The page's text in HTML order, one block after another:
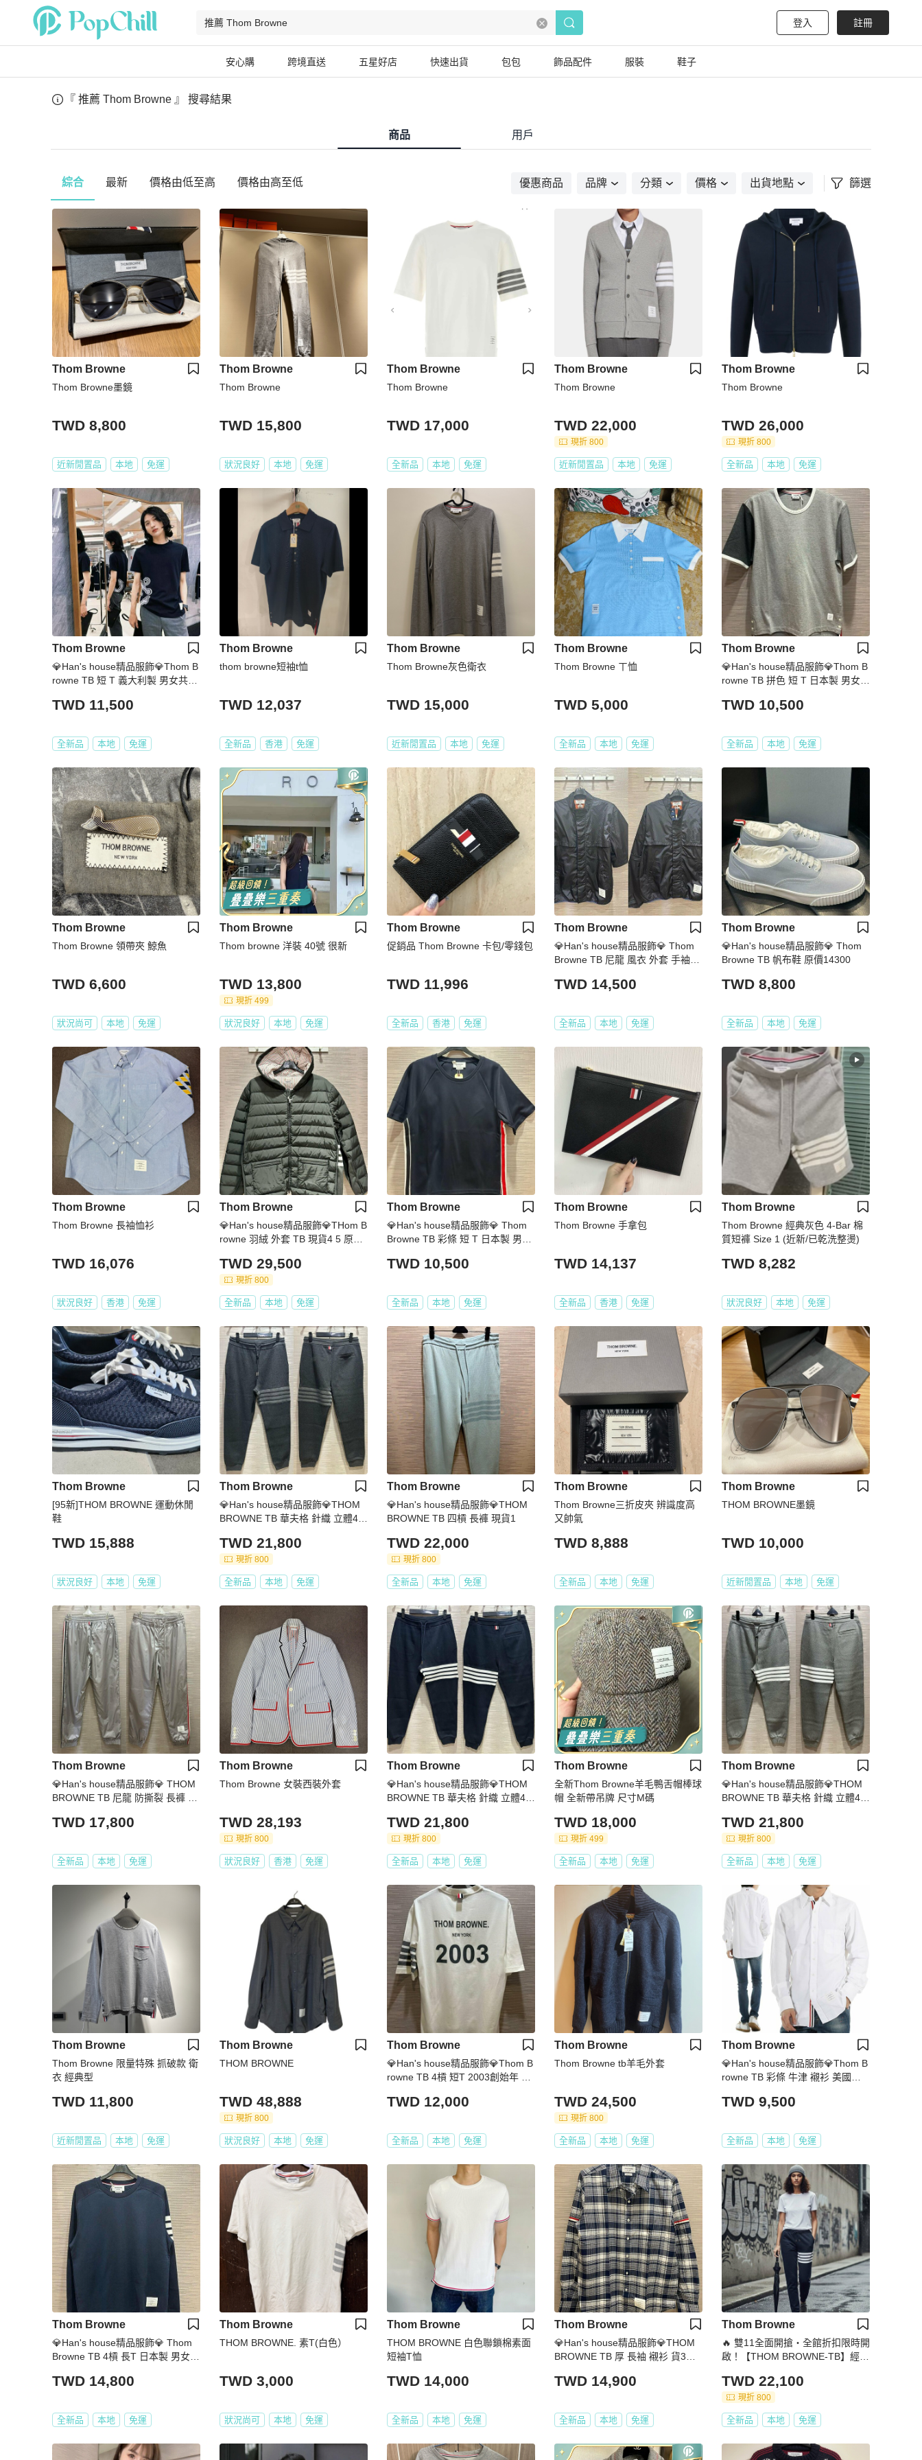
登入 註冊
安心購 跨境直送 五星好店 快速出貨 包包 飾品配件 服裝 鞋子
『 推薦 Thom Browne 』 搜尋結果
商品 用戶
綜合 最新 價格由低至高 價格由高至低 優惠商品 品牌 分類 價格 出貨地點 篩選
Thom Browne
Thom Browne墨鏡
TWD 8,800
近新閒置品 本地 免運
Thom Browne
Thom Browne
TWD 15,800
狀況良好 本地 免運
Thom Browne
Thom Browne
TWD 17,000
全新品 本地 免運
Thom Browne
Thom Browne
TWD 22,000
現折 800
近新閒置品 本地 免運
Thom Browne
Thom Browne
TWD 26,000
現折 800
全新品 本地 免運
Thom Browne
💎Han's house精品服飾💎Thom B
rowne TB 短 T 義大利製 男女共穿
TWD 11,500
全新品 本地 免運
Thom Browne
thom browne短袖t恤
TWD 12,037
全新品 香港 免運
Thom Browne
Thom Browne灰色衛衣
TWD 15,000
近新閒置品 本地 免運
Thom Browne
Thom Browne ㄒ恤
TWD 5,000
全新品 本地 免運
Thom Browne
💎Han's house精品服飾💎Thom B
rowne TB 拼色 短 T 日本製 男女共
TWD 10,500
全新品 本地 免運
Thom Browne
Thom Browne 領帶夾 鯨魚
TWD 6,600
狀況尚可 本地 免運
Thom Browne
Thom browne 洋裝 40號 很新
TWD 13,800
現折 499
狀況良好 本地 免運
Thom Browne
促銷品 Thom Browne 卡包/零錢包
TWD 11,996
全新品 香港 免運
Thom Browne
💎Han's house精品服飾💎 Thom
Browne TB 尼龍 風衣 外套 手袖可
TWD 14,500
全新品 本地 免運
Thom Browne
💎Han's house精品服飾💎 Thom
Browne TB 帆布鞋 原價14300
TWD 8,800
全新品 本地 免運
Thom Browne
Thom Browne 長袖恤衫
TWD 16,076
狀況良好 香港 免運
Thom Browne
💎Han's house精品服飾💎THom B
rowne 羽絨 外套 TB 現貨4 5 原價
TWD 29,500
現折 800
全新品 本地 免運
Thom Browne
💎Han's house精品服飾💎 Thom
Browne TB 彩條 短 T 日本製 男女
TWD 10,500
全新品 本地 免運
Thom Browne
Thom Browne 手拿包
TWD 14,137
全新品 香港 免運
Thom Browne
Thom Browne 經典灰色 4-Bar 棉
質短褲 Size 1 (近新/已乾洗整燙)
TWD 8,282
狀況良好 本地 免運
Thom Browne
[95新]THOM BROWNE 運動休閒
鞋
TWD 15,888
狀況良好 本地 免運
Thom Browne
💎Han's house精品服飾💎THOM
BROWNE TB 華夫格 針織 立體4杆
TWD 21,800
現折 800
全新品 本地 免運
Thom Browne
💎Han's house精品服飾💎THOM
BROWNE TB 四槓 長褲 現貨1
TWD 22,000
現折 800
全新品 本地 免運
Thom Browne
Thom Browne三折皮夾 辨識度高
又帥氣
TWD 8,888
全新品 本地 免運
Thom Browne
THOM BROWNE墨鏡
TWD 10,000
近新閒置品 本地 免運
Thom Browne
💎Han's house精品服飾💎 THOM
BROWNE TB 尼龍 防撕裂 長褲 現
TWD 17,800
全新品 本地 免運
Thom Browne
Thom Browne 女裝西裝外套
TWD 28,193
現折 800
狀況良好 香港 免運
Thom Browne
💎Han's house精品服飾💎THOM
BROWNE TB 華夫格 針織 立體4杆
TWD 21,800
現折 800
全新品 本地 免運
Thom Browne
全新Thom Browne羊毛鴨舌帽棒球
帽 全新帶吊牌 尺寸M碼
TWD 18,000
現折 499
全新品 本地 免運
Thom Browne
💎Han's house精品服飾💎THOM
BROWNE TB 華夫格 針織 立體4杆
TWD 21,800
現折 800
全新品 本地 免運
Thom Browne
Thom Browne 限量特殊 抓破款 衛
衣 經典型
TWD 11,800
近新閒置品 本地 免運
Thom Browne
THOM BROWNE
TWD 48,888
現折 800
狀況良好 本地 免運
Thom Browne
💎Han's house精品服飾💎Thom B
rowne TB 4槓 短T 2003創始年 限
4600
TWD 12,000
全新品 本地 免運
Thom Browne
Thom Browne tb羊毛外套
TWD 24,500
現折 800
全新品 本地 免運
Thom Browne
💎Han's house精品服飾💎Thom B
rowne TB 彩條 牛津 襯衫 美國製
TWD 9,500
全新品 本地 免運
Thom Browne
💎Han's house精品服飾💎 Thom
Browne TB 4槓 長T 日本製 男女共
TWD 14,800
全新品 本地 免運
Thom Browne
THOM BROWNE. 素T(白色）
TWD 3,000
狀況尚可 本地 免運
Thom Browne
THOM BROWNE 白色聯鎖棉素面
短袖T恤
TWD 14,000
全新品 本地 免運
Thom Browne
💎Han's house精品服飾💎THOM
BROWNE TB 厚 長袖 襯衫 貨3原
TWD 14,900
全新品 本地 免運
Thom Browne
🔥 雙11全面開搶・全館折扣限時開
啟！【THOM BROWNE-TB】經典
TWD 22,100
現折 800
全新品 本地 免運